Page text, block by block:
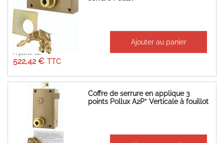
À partir de
522,42 €
Ajouter au panier
Coffre de serrure en applique 3
points Pollux A2P* Verticale à fouillot